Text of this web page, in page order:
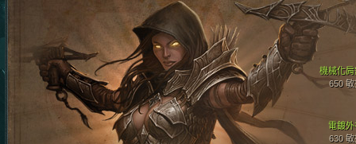
電鍍外
630 敏
機械化肩
650 敏